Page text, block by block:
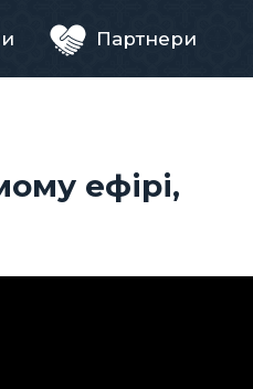
Партнери
ефірі,